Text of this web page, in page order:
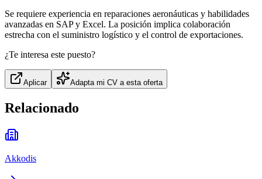
Se requiere experiencia en reparaciones aeronáuticas y habilidades
avanzadas en SAP y Excel. La posición implica colaboración
estrecha con el suministro logístico y el control de exportaciones.
¿Te interesa este puesto?
Aplicar Adapta mi CV a esta oferta
Relacionado
Akkodis